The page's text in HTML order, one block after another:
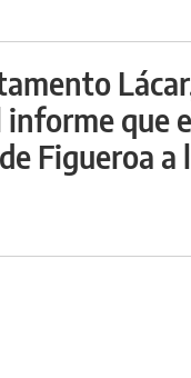
que
Figueroa a